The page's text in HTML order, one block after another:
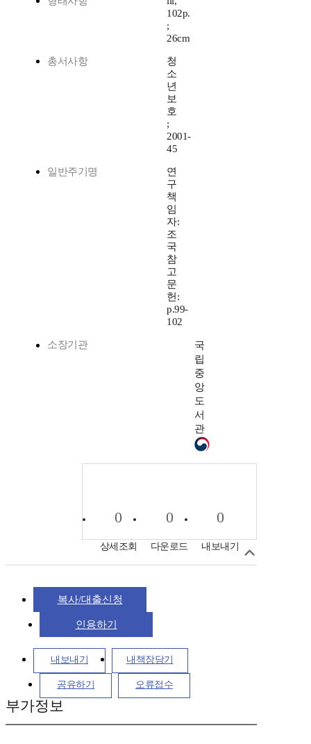
102p.
;
26cm
총서사항
청
소
년
보
호
;
2001-
45
일반주기명
연
구
책
임
자:
조
국
참
고
문
헌:
p.99-
102
소장기관
국
립
중
앙
도
서
관
0
상세조회
0
다운로드
0
내보내기
복사/대출신청
인용하기
내보내기 내책장담기
공유하기 오류접수
부가정보